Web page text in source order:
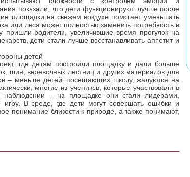
показали, что дети функционируют лучше после
площадки на свежем воздухе помогает уменьшать
или леса может полностью заменить потребность в
пришли родители, увеличившие время прогулок на
дети стали лучше восстанавливать аппетит и
детей
где детям построили площадку и дали больше
шин, веревочных лестниц и других материалов для
– меньше детей, посещающих школу, жалуются на
многие из учеников, которые участвовали в
наблюдении – на площадке они стали лидерами,
игру. В среде, где дети могут совершать ошибки и
понимание близости к природе, а также понимают,